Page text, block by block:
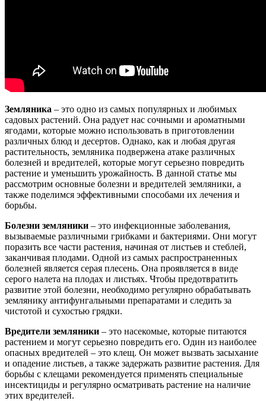
Земляника – это одно из самых популярных и любимых
садовых растений. Она радует нас сочными и ароматными
ягодами, которые можно использовать в приготовлении
различных блюд и десертов. Однако, как и любая другая
растительность, земляника подвержена атаке различных
болезней и вредителей, которые могут серьезно повредить
растение и уменьшить урожайность. В данной статье мы
рассмотрим основные болезни и вредителей земляники, а
также поделимся эффективными способами их лечения и
борьбы.
Болезни земляники – это инфекционные заболевания,
вызываемые различными грибками и бактериями. Они могут
поразить все части растения, начиная от листьев и стеблей,
заканчивая плодами. Одной из самых распространенных
болезней является серая плесень. Она проявляется в виде
серого налета на плодах и листьях. Чтобы предотвратить
развитие этой болезни, необходимо регулярно обрабатывать
землянику антифунгальными препаратами и следить за
чистотой и сухостью грядки.
Вредители земляники – это насекомые, которые питаются
растением и могут серьезно повредить его. Один из наиболее
опасных вредителей – это клещ. Он может вызвать засыхание
и опадение листьев, а также задержать развитие растения. Для
борьбы с клещами рекомендуется применять специальные
инсектициды и регулярно осматривать растение на наличие
этих вредителей.